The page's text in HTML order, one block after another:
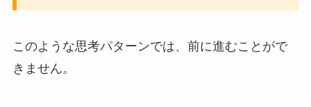
このような思考パターンでは、前に進むことがで
きません。